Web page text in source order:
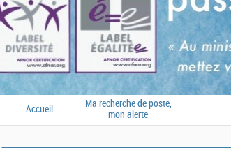
Accueil
Ma recherche de poste,
mon alerte